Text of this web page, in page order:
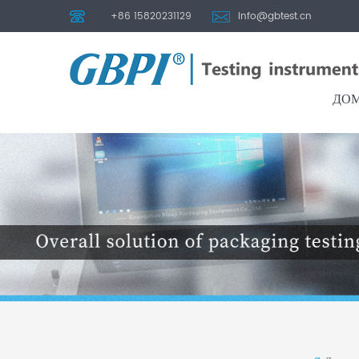
+86 15820231129 info@gbtest.cn